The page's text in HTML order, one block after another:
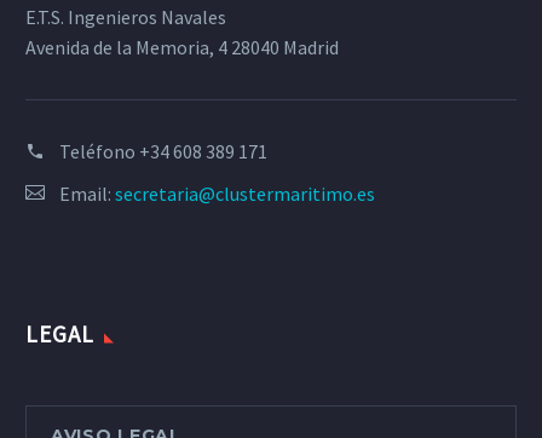
E.T.S. Ingenieros Navales
Avenida de la Memoria, 4 28040 Madrid
Teléfono +34 608 389 171
Email: secretaria@clustermaritimo.es
LEGAL